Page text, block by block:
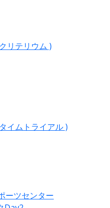
リテリウム )
イムトライアル )
ーツセンター